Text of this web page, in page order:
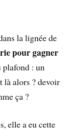
la lignée de
pour gagner
plafond : un
là alors ? devoir
ça ?
elle a eu cette